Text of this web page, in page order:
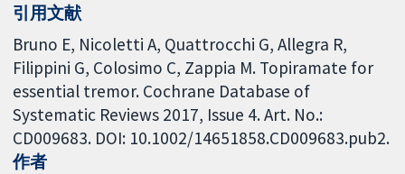
引用文献
Bruno E, Nicoletti A, Quattrocchi G, Allegra R,
Filippini G, Colosimo C, Zappia M. Topiramate for
essential tremor. Cochrane Database of
Systematic Reviews 2017, Issue 4. Art. No.:
CD009683. DOI: 10.1002/14651858.CD009683.pub2.
作者